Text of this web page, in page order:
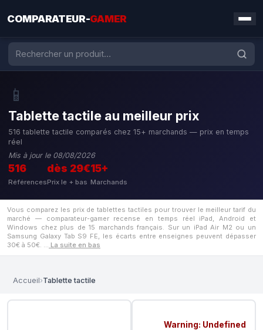
COMPARATEUR-GAMER
📱
Tablette tactile au meilleur prix
516 tablette tactile comparés chez 15+ marchands — prix en temps
réel
Mis à jour le 08/08/2026
516
Références
dès 29€
Prix le + bas
15+
Marchands
Vous comparez les prix de tablettes tactiles pour trouver le meilleur tarif du
marché — comparateur-gamer recense en temps réel iPad, Android et
Windows chez plus de 15 marchands français. Sur un iPad Air M2 ou un
Samsung Galaxy Tab S9 FE, les écarts entre enseignes peuvent dépasser
30€ à 50€. … La suite en bas
Accueil›Tablette tactile
Warning: Undefined